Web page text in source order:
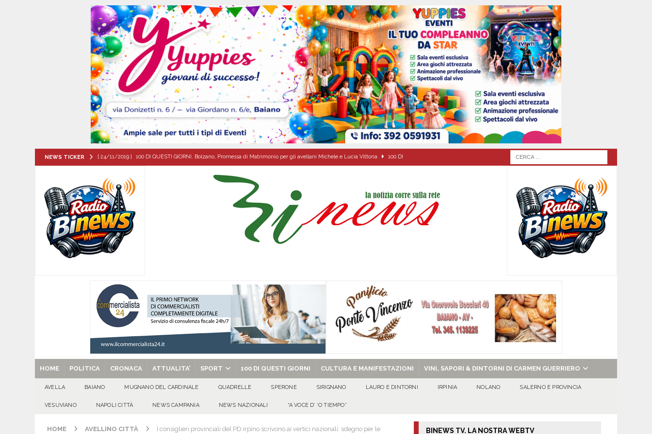
NEWS TICKER [ 24/11/2019 ] 100 DI QUESTI GIORNI. Bolzano, Promessa di Matrimonio per gli avellani Michele e Lucia Vittoria 100 DI
[ 07/08/2026 ] Lioni, si presenta il libro “Tu sei per me lo specchio e il porto” D’Amelio: “Gettiamo un seme d’impegno futuro
per tante e tanti”
[ 07/08/2026 ] Per la dignità del gonfalone di Sant’Andrea — Appello per l’inclusione e la tutela delle tradizioni di Sirignano
CULTURA E MANIFESTAZIONI
[ 07/08/2026 ]
[ 07/08/2026 ] Santa Filomena: una storia di fede che vive da oltre due secoli
[ 29/08/2025 ] SANT’Oggi. Venerdì 29 agosto la chiesa celebra il Martirio di san Giovanni Battista e santa Sabina EVIDENZA
HOME POLITICA CRONACA ATTUALITA’ SPORT 100 DI QUESTI GIORNI CULTURA E MANIFESTAZIONI VINI, SAPORI & DINTORNI DI CARMEN GUERRIERO
AVELLA BAIANO MUGNANO DEL CARDINALE QUADRELLE SPERONE SIRIGNANO LAURO E DINTORNI IRPINIA NOLANO SALERNO E PROVINCIA
VESUVIANO NAPOLI CITTÀ NEWS CAMPANIA NEWS NAZIONALI “A VOCE D’ ‘O TIEMPO”
HOME AVELLINO CITTÀ I consiglieri provinciali del PD irpino scrivono ai vertici nazionali: sdegno per le BINEWS TV. LA NOSTRA WEBTV